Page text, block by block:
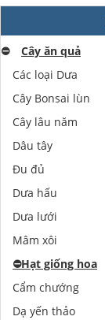
⛔️
Cây ăn quả
Các loại Dưa
Cây Bonsai lùn
Cây lâu năm
Dâu tây
Đu đủ
Dưa hấu
Dưa lưới
Mâm xôi
⛔️Hạt giống hoa
Cẩm chướng
Dạ yến thảo